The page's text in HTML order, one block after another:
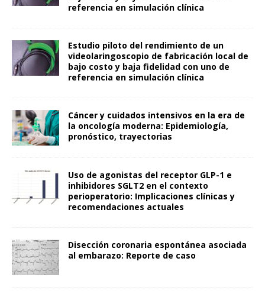
referencia en simulación clínica
Estudio piloto del rendimiento de un
videolaringoscopio de fabricación local de
bajo costo y baja fidelidad con uno de
referencia en simulación clínica
Cáncer y cuidados intensivos en la era de
la oncología moderna: Epidemiología,
pronóstico, trayectorias
Uso de agonistas del receptor GLP-1 e
inhibidores SGLT2 en el contexto
perioperatorio: Implicaciones clínicas y
recomendaciones actuales
Disección coronaria espontánea asociada
al embarazo: Reporte de caso